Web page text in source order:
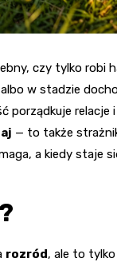
czy tylko robi
w stadzie
porządkuje relacje
— to także
a kiedy staje
rozród, ale to tylko